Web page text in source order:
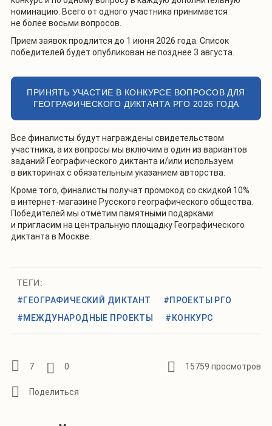
номинацию. Всего от одного участника принимается
не более восьми вопросов.
Прием заявок продлится до 1 июня 2026 года. Список
победителей будет опубликован не позднее 3 августа.
ПРИНЯТЬ УЧАСТИЕ В КОНКУРСЕ ВОПРОСОВ ДЛЯ
ГЕОГРАФИЧЕСКОГО ДИКТАНТА РГО 2026 ГОДА
Все финалисты будут награждены свидетельством
участника, а их вопросы мы включим в один из вариантов
заданий Географического диктанта и/или используем
в викторинах с обязательным указанием авторства.
Кроме того, финалисты получат промокод со скидкой 10%
в интернет-магазине Русского географического общества.
Победителей мы отметим памятными подарками
и пригласим на центральную площадку Географического
диктанта в Москве.
ТЕГИ:
#ГЕОГРАФИЧЕСКИЙ ДИКТАНТ
#ПРОЕКТЫ РГО
#МЕЖДУНАРОДНЫЕ ПРОЕКТЫ
#КОНКУРС
7 0 15759 просмотров